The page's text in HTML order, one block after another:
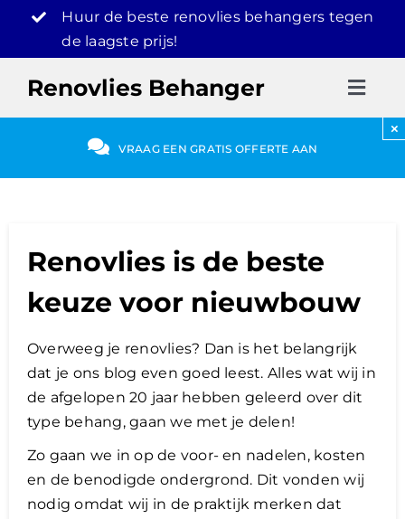
inhoud
Huur de beste renovlies behangers tegen
de laagste prijs!
Renovlies Behanger
VRAAG EEN GRATIS OFFERTE AAN
×
Renovlies is de beste
keuze voor nieuwbouw
Overweeg je renovlies? Dan is het belangrijk
dat je ons blog even goed leest. Alles wat wij in
de afgelopen 20 jaar hebben geleerd over dit
type behang, gaan we met je delen!
Zo gaan we in op de voor- en nadelen, kosten
en de benodigde ondergrond. Dit vonden wij
nodig omdat wij in de praktijk merken dat